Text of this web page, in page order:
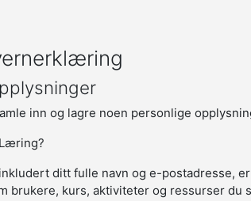
inn og lagre noen personlige
ditt fulle navn og e-postadresse,
brukere, kurs, aktiviteter og ressurser